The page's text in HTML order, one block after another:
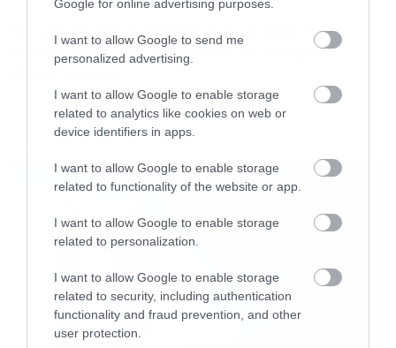
Google for online advertising purposes.
I want to allow Google to send me
personalized advertising.
I want to allow Google to enable storage
related to analytics like cookies on web or
device identifiers in apps.
I want to allow Google to enable storage
related to functionality of the website or app.
I want to allow Google to enable storage
related to personalization.
I want to allow Google to enable storage
related to security, including authentication
functionality and fraud prevention, and other
user protection.
[iframe]<a href=” https://roxx.gr/radio/”><img
border=”0″ src=” https://roxx.gr/wp-
content/uploads/2015/01/rock-is-dead-radio-
on-air-small.jpg” width=”750″ height=”148″>
[/iframe]
System of a Down και Faith No
More μαζί σε περιοδεία στην
Αυστραλία